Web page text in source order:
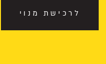
לרכישת מנוי